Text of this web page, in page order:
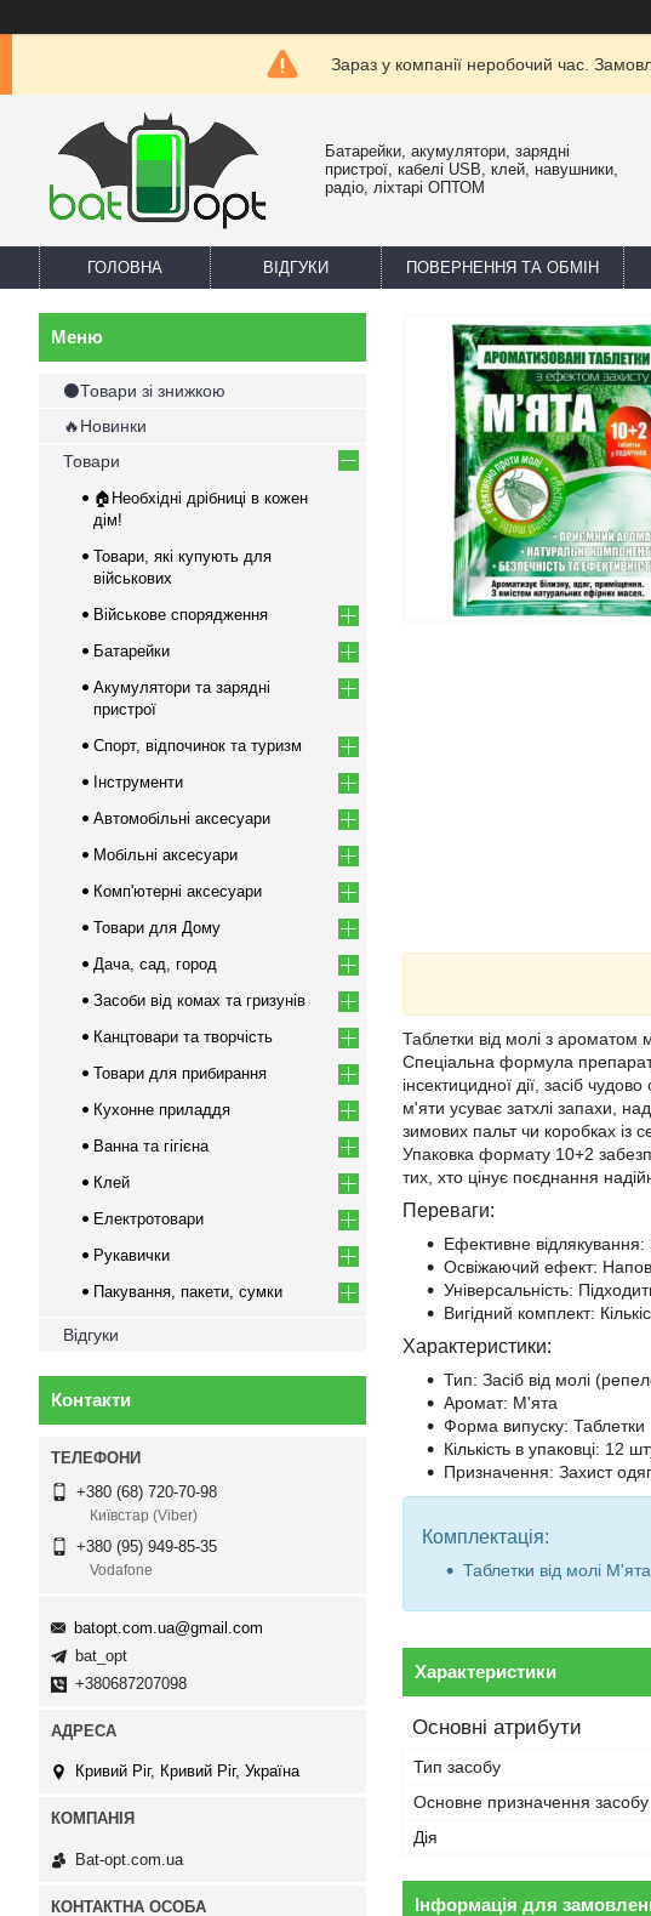
Зараз у компанії неробочий час.
Батарейки, акумулятори, зарядні
пристрої, кабелі USB, клей, навушники,
радіо, ліхтарі ОПТОМ
ГОЛОВНА ВІДГУКИ ПОВЕРНЕННЯ ТА ОБМІН
Таблетки від молі з ароматом
Спеціальна формула
інсектицидної дії, засіб
м'яти усуває затхлі запахи,
зимових пальт чи коробках із
Упаковка формату 10+2
тих, хто цінує поєднання
Переваги:
Ефективне відлякування:
Освіжаючий ефект:
Універсальність:
Вигідний комплект:
Характеристики:
Тип: Засіб від молі
Аромат: М'ята
Форма випуску: Таблетки
Кількість в упаковці: 12
Призначення: Захист
Комплектація:
Таблетки від молі
Характеристики
Основні атрибути
Тип засобу
Основне призначення засобу
Дія
Інформація для
⚫Товари зі знижкою
🔥Новинки
Товари
🏠Необхідні дрібниці в кожен
дім!
Товари, які купують для
військових
Військове спорядження
Батарейки
Акумулятори та зарядні
пристрої
Спорт, відпочинок та туризм
Інструменти
Автомобільні аксесуари
Мобільні аксесуари
Комп'ютерні аксесуари
Товари для Дому
Дача, сад, город
Засоби від комах та гризунів
Канцтовари та творчість
Товари для прибирання
Кухонне приладдя
Ванна та гігієна
Клей
Електротовари
Рукавички
Пакування, пакети, сумки
Відгуки
Контакти
+380 (68) 720-70-98
Київстар (Viber)
+380 (95) 949-85-35
Vodafone
batopt.com.ua@gmail.com
bat_opt
+380687207098
Кривий Ріг, Кривий Ріг, Україна
Bat-opt.com.ua